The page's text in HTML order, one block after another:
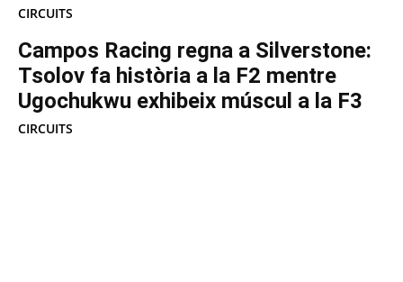
CIRCUITS
Campos Racing regna a Silverstone:
Tsolov fa història a la F2 mentre
Ugochukwu exhibeix múscul a la F3
CIRCUITS